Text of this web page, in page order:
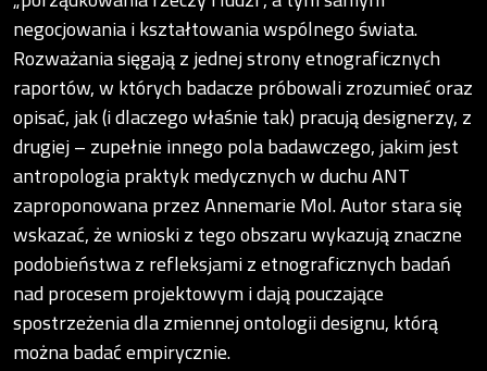
negocjowania i kształtowania wspólnego świata.
Rozważania sięgają z jednej strony etnograficznych
raportów, w których badacze próbowali zrozumieć oraz
opisać, jak (i dlaczego właśnie tak) pracują designerzy, z
drugiej – zupełnie innego pola badawczego, jakim jest
antropologia praktyk medycznych w duchu ANT
zaproponowana przez Annemarie Mol. Autor stara się
wskazać, że wnioski z tego obszaru wykazują znaczne
podobieństwa z refleksjami z etnograficznych badań
nad procesem projektowym i dają pouczające
spostrzeżenia dla zmiennej ontologii designu, którą
można badać empirycznie.